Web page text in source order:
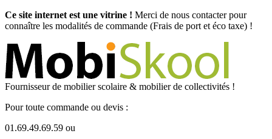
Ce site internet est une vitrine ! Merci de nous contacter pour
connaître les modalités de commande (Frais de port et éco taxe) !
Fournisseur de mobilier scolaire & mobilier de collectivités !
Pour toute commande ou devis :
01.69.49.69.59 ou